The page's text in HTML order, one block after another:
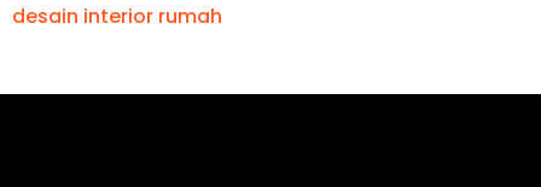
desain interior rumah